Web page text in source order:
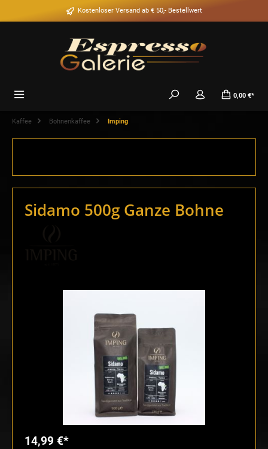
Kostenloser Versand ab € 50,- Bestellwert
0,00 €*
Kaffee Bohnenkaffee Imping
Sidamo 500g Ganze Bohne
14,99 €*